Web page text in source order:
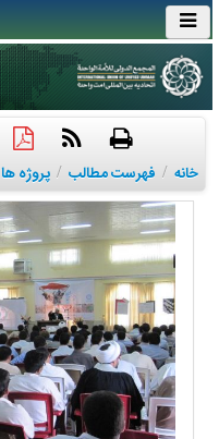
خانه / فهرست مطالب / پروژه ها